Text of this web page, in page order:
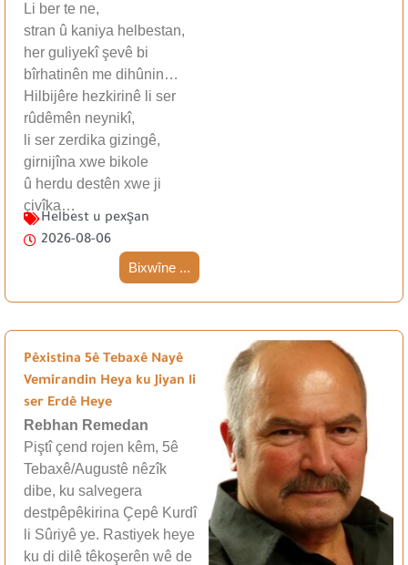
Li ber te ne,
stran û kaniya helbestan,
her guliyekî şevê bi
bîrhatinên me dihûnin…
Hilbijêre hezkirinê li ser
rûdêmên neynikî,
li ser zerdika gizingê,
girnijîna xwe bikole
û herdu destên xwe ji
çivîka…
Helbest u pexşan
2026-08-06
Bixwîne ...
Pêxistina 5ê Tebaxê Nayê
Vemirandin Heya ku Jiyan li
ser Erdê Heye
Rebhan Remedan
Piştî çend rojen kêm, 5ê
Tebaxê/Augustê nêzîk
dibe, ku salvegera
destpêpêkirina Çepê Kurdî
li Sûriyê ye. Rastiyek heye
ku di dilê têkoşerên wê de